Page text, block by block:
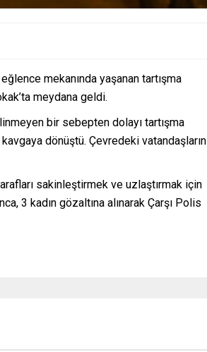
mekanında yaşanan tartışma
meydana geldi.
bir sebepten dolayı tartışma
dönüştü. Çevredeki vatandaşların
sakinleştirmek ve uzlaştırmak için
3 kadın gözaltına alınarak Çarşı Polis